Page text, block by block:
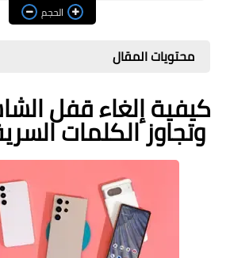
الحجم
محتويات المقال
كيفية إلغاء قفل
وتجاوز الكلمات